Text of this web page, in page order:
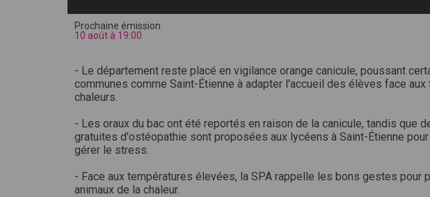
Prochaine émission
10 août à 19:00
- Le département reste placé en vigilance orange canicule, poussant
communes comme Saint-Étienne à adapter l'accueil des élèves face
chaleurs.
- Les oraux du bac ont été reportés en raison de la canicule, tandis que
gratuites d'ostéopathie sont proposées aux lycéens à Saint-Étienne
gérer le stress.
- Face aux températures élevées, la SPA rappelle les bons gestes pour
animaux de la chaleur.